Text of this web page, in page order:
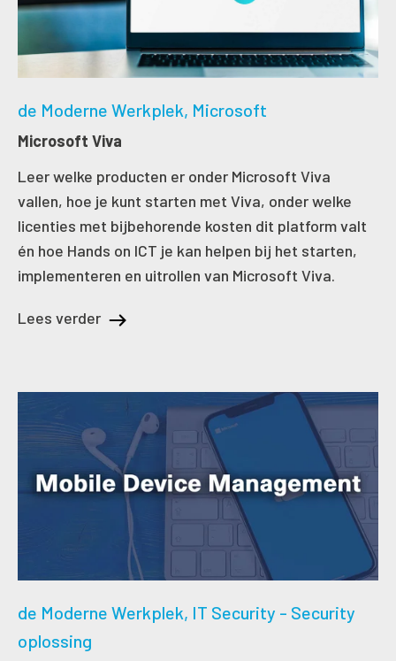
de Moderne Werkplek Microsoft
Microsoft Viva
Leer welke producten er onder Microsoft Viva
vallen, hoe je kunt starten met Viva, onder welke
licenties met bijbehorende kosten dit platform valt
én hoe Hands on ICT je kan helpen bij het starten,
implementeren en uitrollen van Microsoft Viva.
Lees verder
de Moderne Werkplek IT Security - Security
oplossing